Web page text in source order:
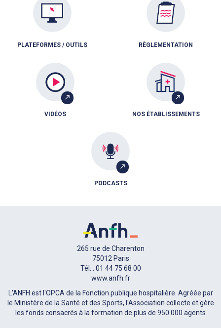
PLATEFORMES / OUTILS RÈGLEMENTATION
VIDÉOS NOS ÉTABLISSEMENTS
PODCASTS
265 rue de Charenton
75012 Paris
Tél. : 01 44 75 68 00
www.anfh.fr
L'ANFH est l'OPCA de la Fonction publique hospitalière. Agréée par
le Ministère de la Santé et des Sports, l'Association collecte et gère
les fonds consacrés à la formation de plus de 950 000 agents